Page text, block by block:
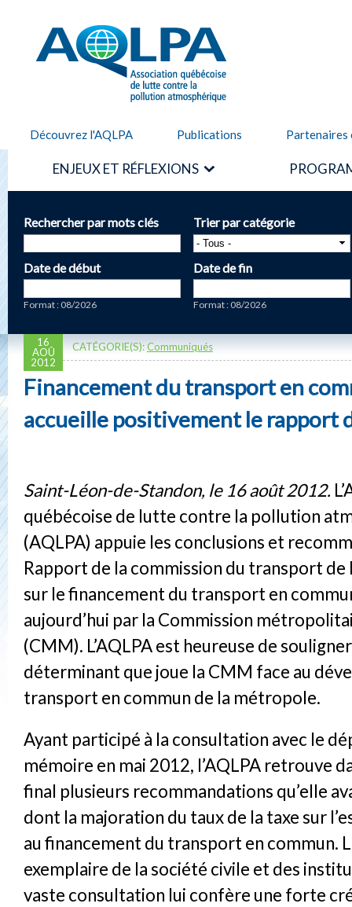
AQLPA
Découvrez l'AQLPA Publications Partenaires
ENJEUX ET RÉFLEXIONS
Rechercher par mots clés Trier par catégorie
Date de début
Format : 08/2026
Date de fin
Format : 08/2026
16
AOÛ
2012
CATÉGORIE(S):Communiqués
Financement du transport en
accueille positivement le rapport
Saint-Léon-de-Standon, le 16 août 2012.
québécoise de lutte contre la pollution
(AQLPA) appuie les conclusions et
Rapport de la commission du transport de
sur le financement du transport en
aujourd’hui par la Commission
(CMM). L’AQLPA est heureuse de
déterminant que joue la CMM face au
transport en commun de la métropole.
Ayant participé à la consultation avec le
mémoire en mai 2012, l’AQLPA retrouve
final plusieurs recommandations qu’elle
dont la majoration du taux de la taxe sur
au financement du transport en commun.
exemplaire de la société civile et des
vaste consultation lui confère une forte